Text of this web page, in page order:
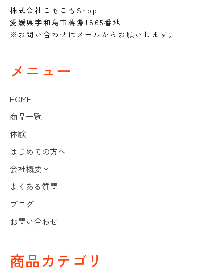
株式会社こもこもShop
愛媛県宇和島市蒋淵1865番地
※お問い合わせはメールからお願いします。
メニュー
HOME
商品一覧
体験
はじめての方へ
会社概要
よくある質問
ブログ
お問い合わせ
商品カテゴリ